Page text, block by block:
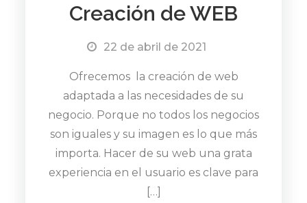
Creación de WEB
22 de abril de 2021
Ofrecemos la creación de web
adaptada a las necesidades de su
negocio. Porque no todos los negocios
son iguales y su imagen es lo que más
importa. Hacer de su web una grata
experiencia en el usuario es clave para
[…]